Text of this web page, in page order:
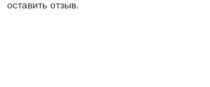
оставить отзыв.